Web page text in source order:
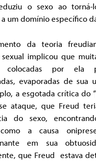
o sexo ao
um domínio específico
da teoria
implicou que
colocadas por ela
evaporadas de sua
a esgotada crítica do
ataque, que Freud
do sexo,
como a causa
em sua
que Freud estava